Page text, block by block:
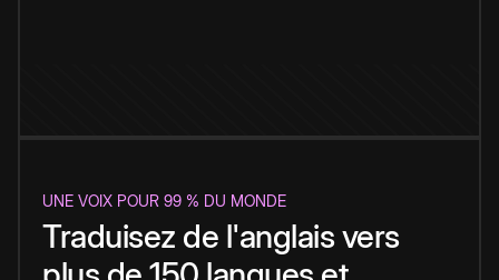
UNE VOIX POUR 99 % DU MONDE
Traduisez de l'anglais vers